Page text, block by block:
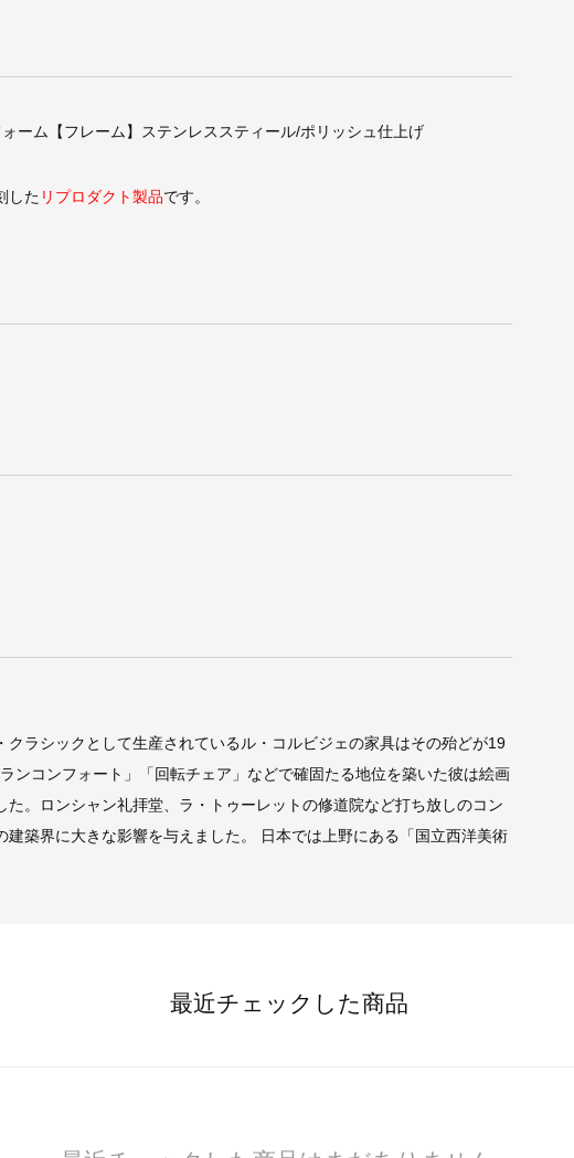
ーム【フレーム】ステンレススティール/ポリッシュ仕上げ
した リプロダクト製品です。
ラシックとして生産されているル・コルビジェの家具はその殆どが19
ンコンフォート」「回転チェア」などで確固たる地位を築いた彼は絵画
。ロンシャン礼拝堂、ラ・トゥーレットの修道院など打ち放しのコン
築界に大きな影響を与えました。 日本では上野にある「国立西洋美術
最近チェックした商品